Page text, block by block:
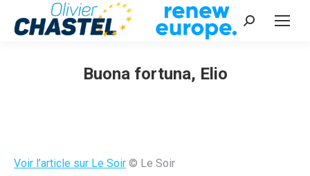
Recherche
Buona fortuna, Elio
Voir l’article sur Le Soir © Le Soir